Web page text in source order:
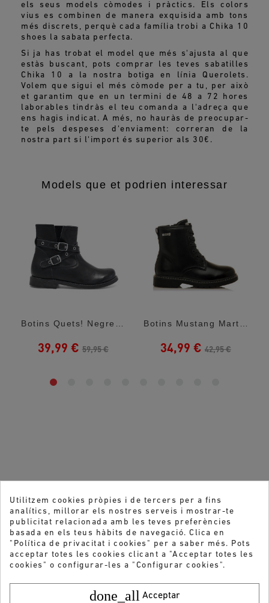
els seus models còmodes i pràctics. Els colors
vius es combinen de manera exquisida amb tons
més discrets, perquè cada família trobi a Chika 10
shoes la sabata perfecta.
Si ja has trobat el model que més s'ajusta al que
estàs buscant, pots comprar les teves sabatilles
Chika 10 a la nostra botiga en línia Querolets.
Volem que sigui el més còmode per a tu, per això
et garantim que en un termini de 48 a 72 hores
laborables tindràs el teu comanda a l'adreça que
ens hagis indicat. A més, no hauràs de preocupar-
te pels despeses d'enviament: correran de la
nostra part si l'import és superior als 30€.
Models que et podrien interessar
Botins Quets! Negres Amb Tires Creuades...
39,99 € 59,95 €
Botins Mustang Martina Estil Militar Amb...
34,99 € 42,95 €
Utilitzem cookies pròpies i de tercers per a fins
analítics, millorar els nostres serveis i mostrar-te
publicitat relacionada amb les teves preferències
basada en els teus hàbits de navegació. Clica en
"Política de privacitat i cookies" per a saber més. Pots
acceptar totes les cookies clicant a "Acceptar totes les
cookies" o configurar-les a "Configurar cookies".
done_all Acceptar